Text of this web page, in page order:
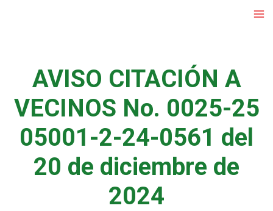
AVISO CITACIÓN A
VECINOS No. 0025-25
05001-2-24-0561 del
20 de diciembre de
2024